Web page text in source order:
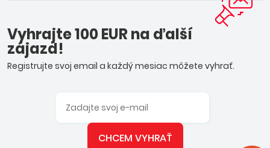
Vyhrajte 100 EUR na ďalší
zájazd!
Registrujte svoj email a každý mesiac môžete vyhrať.
CHCEM VYHRAŤ